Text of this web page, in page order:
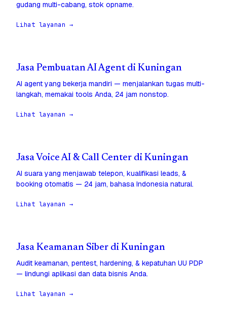
gudang multi-cabang, stok opname.
Lihat layanan →
Jasa Pembuatan AI Agent di Kuningan
AI agent yang bekerja mandiri — menjalankan tugas multi-
langkah, memakai tools Anda, 24 jam nonstop.
Lihat layanan →
Jasa Voice AI & Call Center di Kuningan
AI suara yang menjawab telepon, kualifikasi leads, &
booking otomatis — 24 jam, bahasa Indonesia natural.
Lihat layanan →
Jasa Keamanan Siber di Kuningan
Audit keamanan, pentest, hardening, & kepatuhan UU PDP
— lindungi aplikasi dan data bisnis Anda.
Lihat layanan →